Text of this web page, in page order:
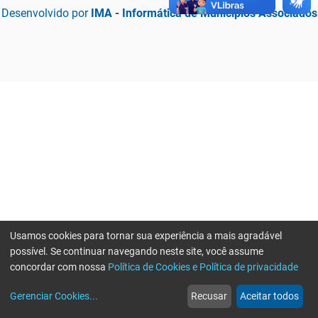
Desenvolvido por IMA - Informática de Municípios Associados
web
Notícias
more_horiz
Mais
Usamos cookies para tornar sua experiência a mais agradável
possível. Se continuar navegando neste site, você assume
concordar com nossa Política de Cookies e Política de privacidade
Gerenciar Cookies... Recusar Aceitar todos
Erro ao enviar informações, por favor tente novamente